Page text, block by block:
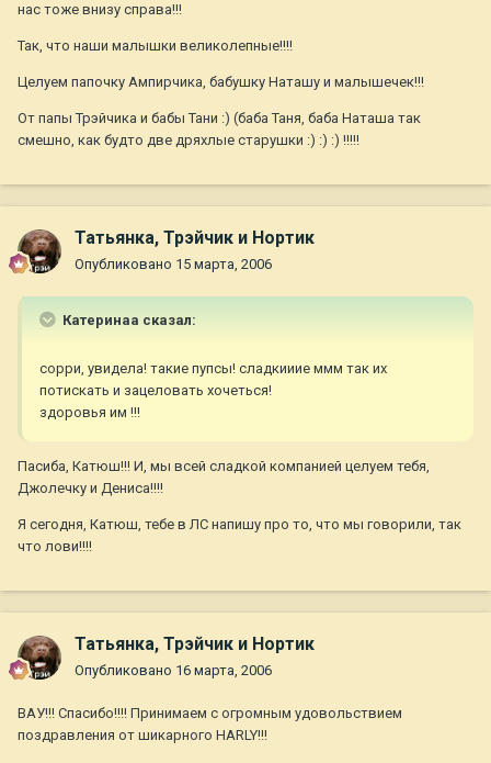
нас тоже внизу справа!!!
Так, что наши малышки великолепные!!!!
Целуем папочку Ампирчика, бабушку Наташу и малышечек!!!
От папы Трэйчика и бабы Тани :) (баба Таня, баба Наташа так
смешно, как будто две дряхлые старушки :) :) :) !!!!!
Татьянка, Трэйчик и Нортик
Опубликовано 15 марта, 2006
Катеринаа сказал:
сорри, увидела! такие пупсы! сладкииие ммм так их
потискать и зацеловать хочеться!
здоровья им !!!
Пасиба, Катюш!!! И, мы всей сладкой компанией целуем тебя,
Джолечку и Дениса!!!!
Я сегодня, Катюш, тебе в ЛС напишу про то, что мы говорили, так
что лови!!!!
Татьянка, Трэйчик и Нортик
Опубликовано 16 марта, 2006
ВАУ!!! Спасибо!!!! Принимаем с огромным удовольствием
поздравления от шикарного HARLY!!!